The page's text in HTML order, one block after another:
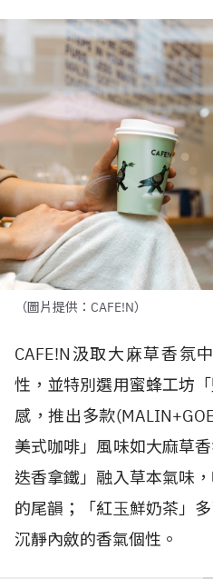
（圖片提供：CAFE!N）
CAFE!N 汲取⼤⿇草香氛
性，並特別選用蜜蜂⼯坊
感，推出多款
美式咖啡」風味如大麻草
迭香拿鐵」融入草本氣味
的尾韻；「紅⽟鮮奶茶」
沉靜內斂的香氣個性。